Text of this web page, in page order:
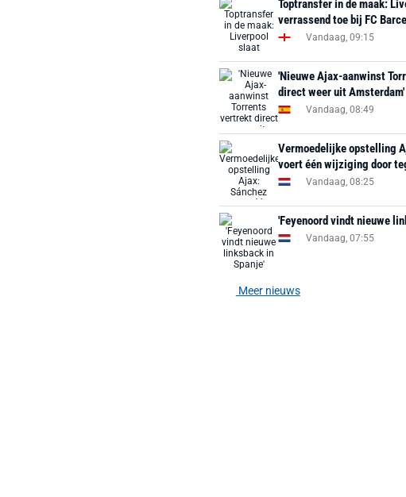
Toptransfer in de maak:
verrassend toe bij FC
Vandaag, 09:15
'Nieuwe Ajax-aanwinst
direct weer uit Amsterdam'
Vandaag, 08:49
Vermoedelijke opstelling
voert één wijziging door
Vandaag, 08:25
'Feyenoord vindt nieuwe
Vandaag, 07:55
Meer nieuws